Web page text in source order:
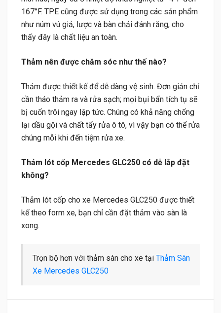
167°F. TPE cũng được sử dụng trong các sản phẩm
như núm vú giả, lược và bàn chải đánh răng, cho
thấy đây là chất liệu an toàn.
Thảm nên được chăm sóc như thế nào?
Thảm được thiết kế để dễ dàng vệ sinh. Đơn giản chỉ
cần tháo thảm ra và rửa sạch; mọi bụi bẩn tích tụ sẽ
bị cuốn trôi ngay lập tức. Chúng có khả năng chống
lại dầu gội và chất tẩy rửa ô tô, vì vậy bạn có thể rửa
chúng mỗi khi đến tiệm rửa xe.
Thảm lót cốp Mercedes GLC250 có dễ lắp đặt
không?
Thảm lót cốp cho xe Mercedes GLC250 được thiết
kế theo form xe, bạn chỉ cần đặt thảm vào sàn là
xong.
Trọn bộ hơn với thảm sàn cho xe tại Thảm Sàn
Xe Mercedes GLC250